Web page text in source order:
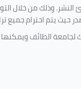
النشر. وذلك من خلال
حيث يتم احترام جميع
لجامعة الطائف